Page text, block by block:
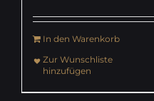
In den Warenkorb
Zur Wunschliste
hinzufügen